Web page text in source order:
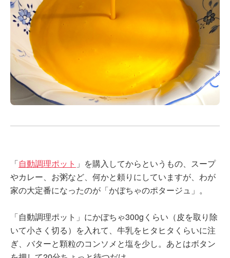
「自動調理ポット 」を購入してからというもの、スープ
やカレー、お粥など、何かと頼りにしていますが、わが
家の大定番になったのが「かぼちゃのポタージュ」。
「自動調理ポット」にかぼちゃ300gくらい（皮を取り除
いて小さく切る）を入れて、牛乳をヒタヒタくらいに注
ぎ、バターと顆粒のコンソメと塩を少し。あとはボタン